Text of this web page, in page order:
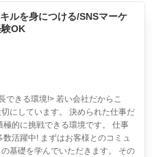
ルを身につける/SNSマーケ
OK
できる環境!> 若い会社だからこ
にしています。 決められた仕事だ
的に挑戦できる環境です。 仕事
活躍中! まずはお客様とのコミュ
基礎を学んでいただきます。 その